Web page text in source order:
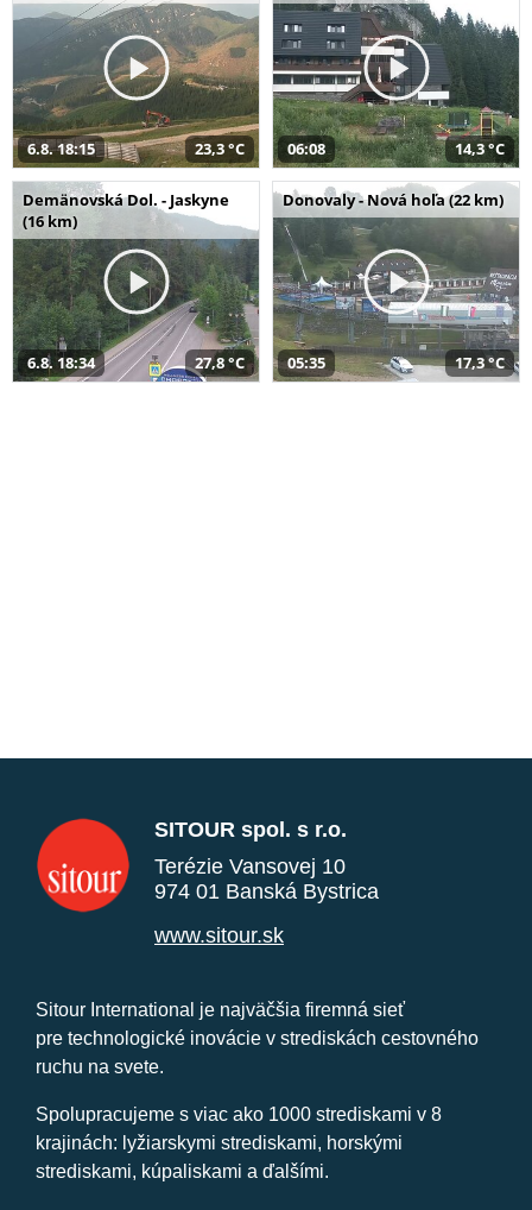
6.8. 18:15 23,3 °C 06:08 14,3 °C
Demänovská Dol. - Jaskyne
(16 km)
6.8. 18:34 27,8 °C
Donovaly - Nová hoľa (22 km)
05:35 17,3 °C
SITOUR spol. s r.o.
Terézie Vansovej 10
974 01 Banská Bystrica
www.sitour.sk
Sitour International je najväčšia firemná sieť
pre technologické inovácie v strediskách cestovného
ruchu na svete.
Spolupracujeme s viac ako 1000 strediskami v 8
krajinách: lyžiarskymi strediskami, horskými
strediskami, kúpaliskami a ďalšími.